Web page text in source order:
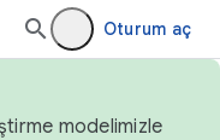
Oturum aç
modelimizle